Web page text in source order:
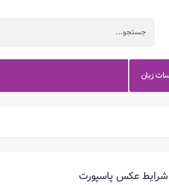
زبان
شرایط عکس پاسپورت